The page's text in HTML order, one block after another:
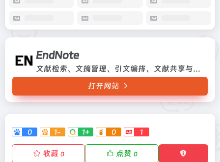
EndNote
文献检索、文摘管理、引文编排、文献共享与协作
打开网站
0 1- 1+ 0 1
收藏 0 点赞 0